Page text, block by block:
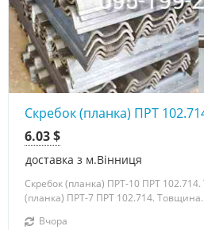
Скребок (планка) ПРТ
доставка з м.Вінниця
6.03 $
Скребок (планка) ПРТ-10 ПРТ
(планка) ПРТ-7 ПРТ 102.714.
Вчора